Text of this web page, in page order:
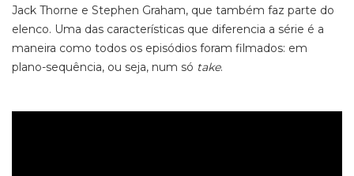
Jack Thorne e Stephen Graham, que também faz parte do
elenco. Uma das características que diferencia a série é a
maneira como todos os episódios foram filmados: em
plano-sequência, ou seja, num só take.